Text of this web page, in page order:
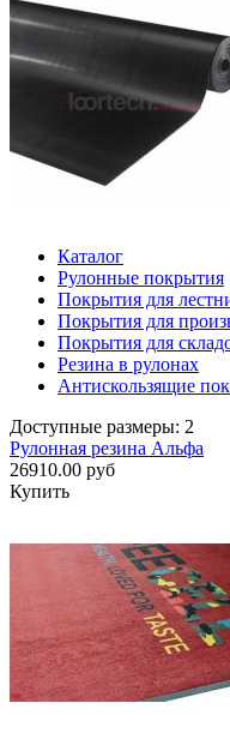
Каталог
Рулонные покрытия
Покрытия для
Покрытия для
Покрытия для
Резина в рулонах
Антискользящие
Доступные размеры: 2
Рулонная резина Альфа
26910.00 руб
Купить